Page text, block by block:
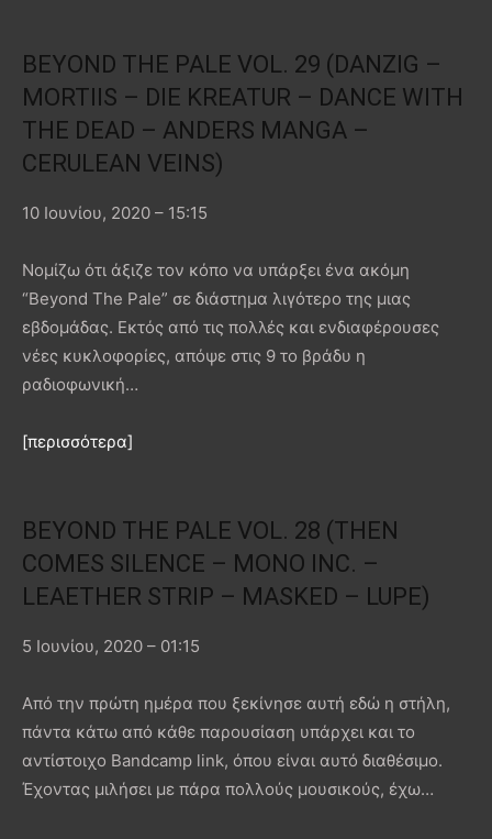
BEYOND THE PALE VOL. 29 (DANZIG –
MORTIIS – DIE KREATUR – DANCE WITH
THE DEAD – ANDERS MANGA –
CERULEAN VEINS)
10 Ιουνίου, 2020 – 15:15
Νομίζω ότι άξιζε τον κόπο να υπάρξει ένα ακόμη
“Beyond The Pale” σε διάστημα λιγότερο της μιας
εβδομάδας. Εκτός από τις πολλές και ενδιαφέρουσες
νέες κυκλοφορίες, απόψε στις 9 το βράδυ η
ραδιοφωνική…
[περισσότερα]
BEYOND THE PALE VOL. 28 (THEN
COMES SILENCE – MONO INC. –
LEAETHER STRIP – MASKED – LUPE)
5 Ιουνίου, 2020 – 01:15
Από την πρώτη ημέρα που ξεκίνησε αυτή εδώ η στήλη,
πάντα κάτω από κάθε παρουσίαση υπάρχει και το
αντίστοιχο Bandcamp link, όπου είναι αυτό διαθέσιμο.
Έχοντας μιλήσει με πάρα πολλούς μουσικούς, έχω…